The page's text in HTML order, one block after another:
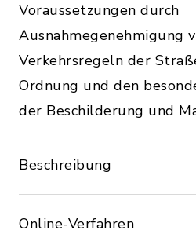
Voraussetzungen durch
Ausnahmegenehmigung
Verkehrsregeln der
Ordnung und den
der Beschilderung und
Beschreibung
Online-Verfahren